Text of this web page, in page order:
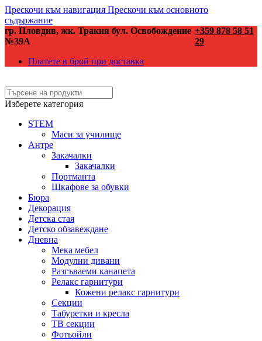
Прескочи към навигация Прескочи към основното
съдържание
гр. Пловдив, жк. Тракия бул. Освобождение
№39А
+359 878 58 51
29
Платете в брой при доставка
Изберете категория
STEM
Маси за училище
Антре
Закачалки
Закачалки
Портманта
Шкафове за обувки
Бюра
Декорация
Детска стая
Детско обзавеждане
Дневна
Мека мебел
Модулни дивани
Разгъваеми канапета
Релакс гарнитури
Кожени релакс гарнитури
Секции
Табуретки и кресла
ТВ секции
Фотьойли